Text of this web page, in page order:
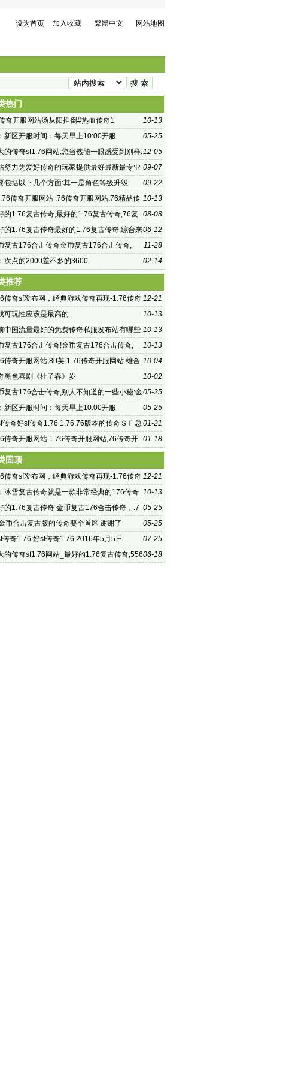
设为首页 加入收藏 繁體中文 网站地图
热门
10-13
奇开服网站汤从阳推倒#热血传奇1
05-25
新区开服时间：每天早上10:00开服
12-05
的传奇sf1.76网站,您当然能一眼感受到别样:
的传奇sf1.
09-07
努力为爱好传奇的玩家提供最好最新最专业
雄
09-22
包括以下几个方面:其一是角色等级升级
10-13
传奇开服网站 .76传奇开服网站,76精品传
怎么出来的
08-08
的1.76复古传奇,最好的1.76复古传奇,76复
品传奇|传奇似服发布网1
06-12
的1.76复古传奇最好的1.76复古传奇,综合来
戏体验几乎
11-28
复古176合击传奇金币复古176合击传奇,
老传奇传统
02-14
次点的2000差不多的3600
推荐
12-21
传奇sf发布网，经典游戏传奇再现-1.76传奇
网，全新传奇体验
10-13
可玩性应该是最高的
10-13
中国流量最好的免费传奇私服发布站有哪些
10-13
复古176合击传奇!金币复古176合击传奇,
娘金币复古176合击传
10-04
传奇开服网站,80英 1.76传奇开服网站 雄合
再现巅峰传奇
10-02
黑色喜剧《杜子春》岁
05-25
复古176合击传奇,别人不知道的一些小秘:金
古176合击传奇
05-25
新区开服时间：每天早上10:00开服
01-21
传奇好sf传奇1.76 1.76,76版本的传奇ＳＦ总
不到以前的那种感觉
01-18
传奇开服网站.1.76传奇开服网站,76传奇开
站方诗双洗干净衣
固顶
12-21
传奇sf发布网，经典游戏传奇再现-1.76传奇
网，全新传奇体验
10-13
冰雪复古传奇就是一款非常经典的176传奇
05-25
的1.76复古传奇 金币复古176合击传奇，.7
开服网站 中国精
05-25
币合击复古版的传奇要个首区 谢谢了
07-25
传奇1.76:好sf传奇1.76,2016年5月5日
06-18
的传奇sf1.76网站_最好的1.76复古传奇,556